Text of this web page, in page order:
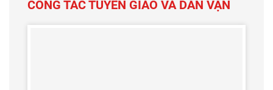
CÔNG TÁC TUYÊN GIÁO VÀ DÂN VẬN